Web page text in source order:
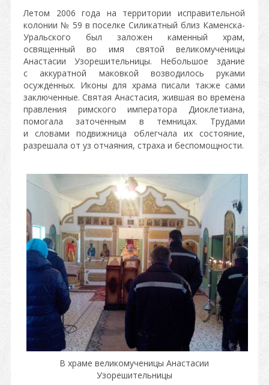
Летом 2006 года на территории исправительной
колонии № 59 в поселке Силикатный близ Каменска-
Уральского был заложен каменный храм,
освященный во имя святой великомученицы
Анастасии Узорешительницы. Небольшое здание
с аккуратной маковкой возводилось руками
осужденных. Иконы для храма писали также сами
заключенные. Святая Анастасия, жившая во времена
правления римского императора Диоклетиана,
помогала заточенным в темницах. Трудами
и словами подвижница облегчала их состояние,
разрешала от уз отчаяния, страха и беспомощности.
В храме великомученицы Анастасии
Узорешительницы